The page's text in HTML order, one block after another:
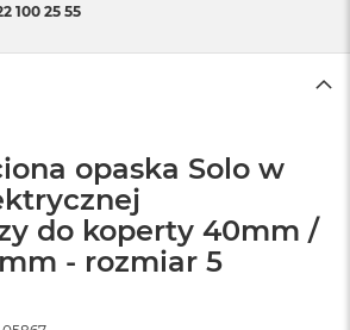
100 25 55
opaska Solo w
do koperty 40mm /
- rozmiar 5